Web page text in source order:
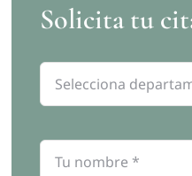
Solicita tu